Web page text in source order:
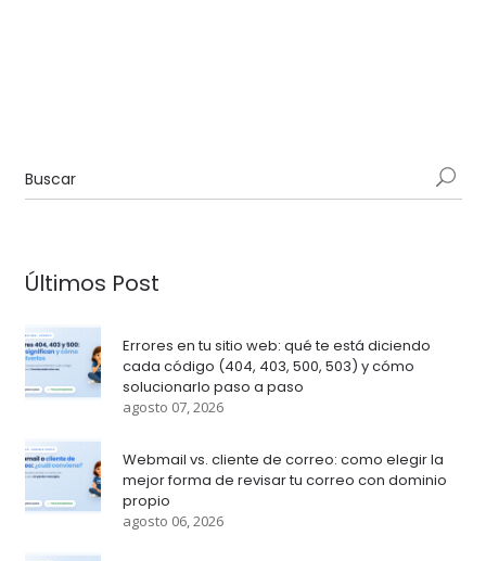
Últimos Post
Errores en tu sitio web: qué te está diciendo
cada código (404, 403, 500, 503) y cómo
solucionarlo paso a paso
agosto 07, 2026
Webmail vs. cliente de correo: como elegir la
mejor forma de revisar tu correo con dominio
propio
agosto 06, 2026